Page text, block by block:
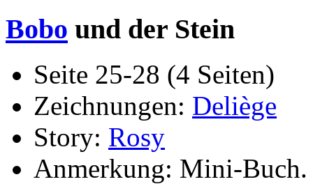
Bobo und der Stein
Seite 25-28 (4 Seiten)
Zeichnungen: Deliège
Story: Rosy
Anmerkung: Mini-Buch.